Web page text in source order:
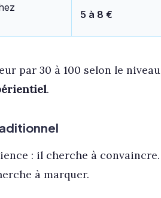
5 à 8 €
par 30 à 100 selon le niveau
.
: il cherche à convaincre.
à marquer.